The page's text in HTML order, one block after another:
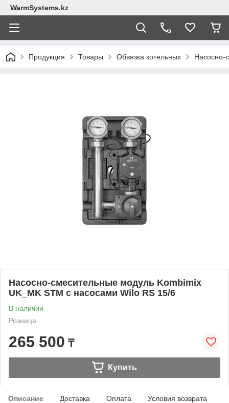
WarmSystems.kz
Продукция Товары Обвязка котельных Насосно-
Насосно-смесительные модуль Kombimix
UK_MK STM с насосами Wilo RS 15/6
В наличии
Розница
265 500 ₸
Купить
Описание Доставка Оплата Условия возврата